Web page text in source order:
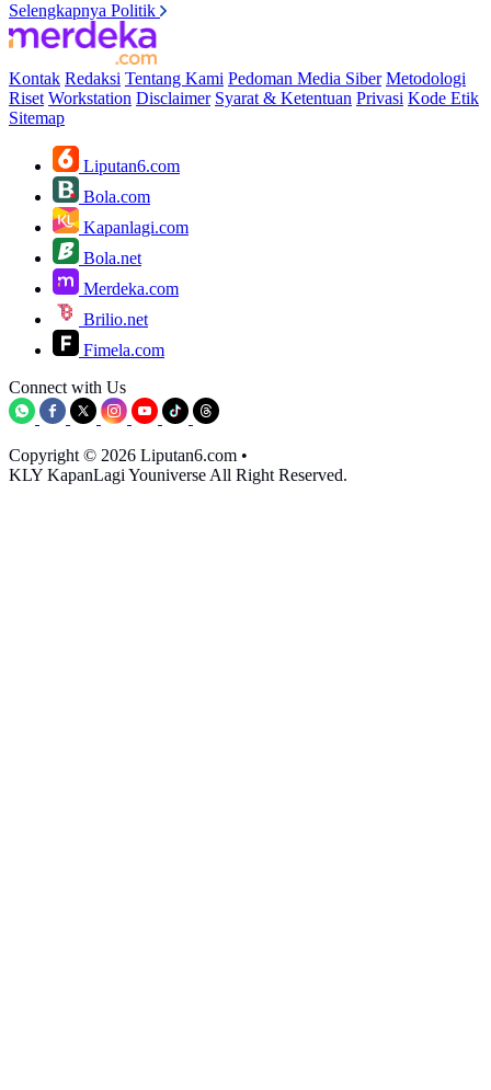
Selengkapnya Politik
Kontak Redaksi Tentang Kami Pedoman Media Siber Metodologi
Riset Workstation Disclaimer Syarat & Ketentuan Privasi Kode Etik
Sitemap
Liputan6.com
Bola.com
Kapanlagi.com
Bola.net
Merdeka.com
Brilio.net
Fimela.com
Connect with Us
Copyright © 2026 Liputan6.com •
KLY KapanLagi Youniverse All Right Reserved.